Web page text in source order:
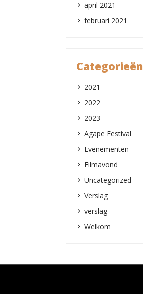
april 2021
februari 2021
Categorieën
2021
2022
2023
Agape Festival
Evenementen
Filmavond
Uncategorized
Verslag
verslag
Welkom